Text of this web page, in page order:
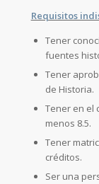
Requisitos
Tener
fuentes
Tener
de Historia.
Tener en el
menos 8.5.
Tener
créditos.
Ser una